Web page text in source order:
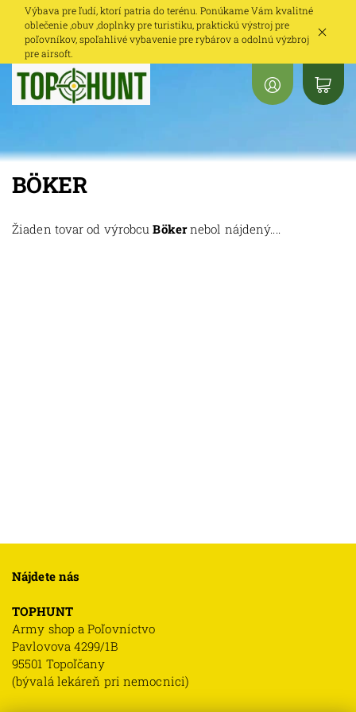
Výbava pre ľudí, ktorí patria do terénu. Ponúkame Vám kvalitné
oblečenie ,obuv ,doplnky pre turistiku, praktickú výstroj pre
poľovníkov, spoľahlivé vybavenie pre rybárov a odolnú výzbroj
pre airsoft.
BÖKER
Žiaden tovar od výrobcuBökernebol nájdený....
Nájdete nás
TOPHUNT
Army shop a Poľovníctvo
Pavlovova 4299/1B
95501 Topoľčany
(bývalá lekáreň pri nemocnici)